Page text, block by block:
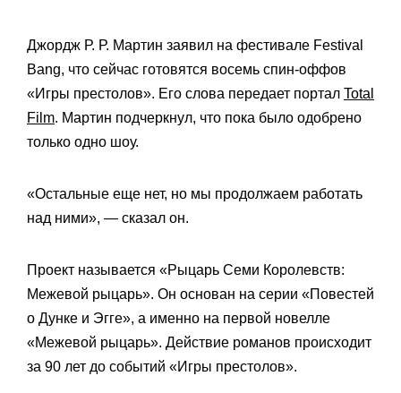
Джордж Р. Р. Мартин заявил на фестивале Festival
Bang, что сейчас готовятся восемь спин-оффов
«Игры престолов». Его слова передает портал Total
Film. Мартин подчеркнул, что пока было одобрено
только одно шоу.
«Остальные еще нет, но мы продолжаем работать
над ними», — сказал он.
Проект называется «Рыцарь Семи Королевств:
Межевой рыцарь». Он основан на серии «Повестей
о Дунке и Эгге», а именно на первой новелле
«Межевой рыцарь». Действие романов происходит
за 90 лет до событий «Игры престолов».